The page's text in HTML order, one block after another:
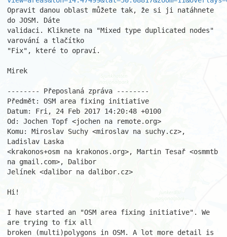
Opravit danou oblast můžete tak, že si ji natáhnete
do JOSM. Dáte
validaci. Kliknete na "Mixed type duplicated nodes"
varování a tlačítko
"Fix", které to opraví.
Mirek
-------- Přeposlaná zpráva --------
Předmět: OSM area fixing initiative
Datum: Fri, 24 Feb 2017 14:20:48 +0100
Od: Jochen Topf <jochen na remote.org>
Komu: Miroslav Suchy <miroslav na suchy.cz>,
Ladislav Laska
<krakonos+osm na krakonos.org>, Martin Tesař <osmmtb
na gmail.com>, Dalibor
Jelínek <dalibor na dalibor.cz>
Hi!
I have started an "OSM area fixing initiative". We
are trying to fix all
broken (multi)polygons in OSM. A lot more detail is